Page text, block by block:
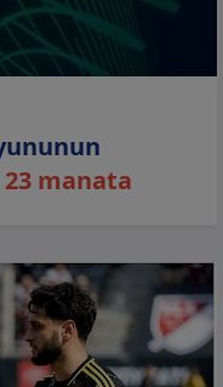
23 manata